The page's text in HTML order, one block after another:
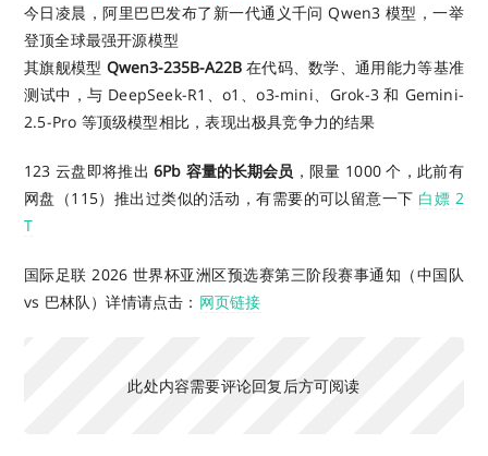
今日凌晨，阿里巴巴发布了新一代通义千问 Qwen3 模型，一举
登顶全球最强开源模型
其旗舰模型 Qwen3-235B-A22B在代码、数学、通用能力等基准
测试中，与 DeepSeek-R1、o1、o3-mini、Grok-3 和 Gemini-
2.5-Pro 等顶级模型相比，表现出极具竞争力的结果
123 云盘即将推出 6Pb 容量的长期会员 ，限量 1000 个，此前有
网盘（115）推出过类似的活动，有需要的可以留意一下 白嫖 2
T
国际足联 2026 世界杯亚洲区预选赛第三阶段赛事通知（中国队
vs 巴林队）详情请点击： 网页链接
此处内容需要评论回复后方可阅读